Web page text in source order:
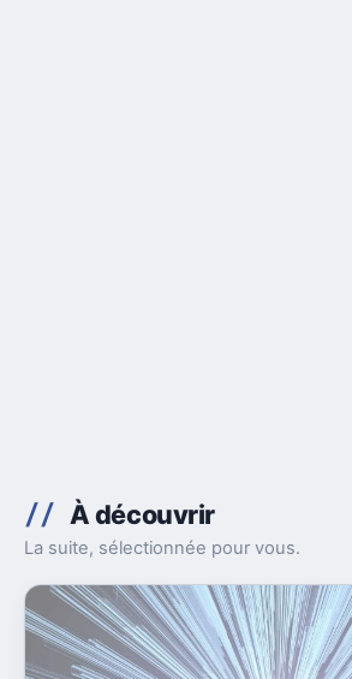
À découvrir
La suite, sélectionnée pour vous.